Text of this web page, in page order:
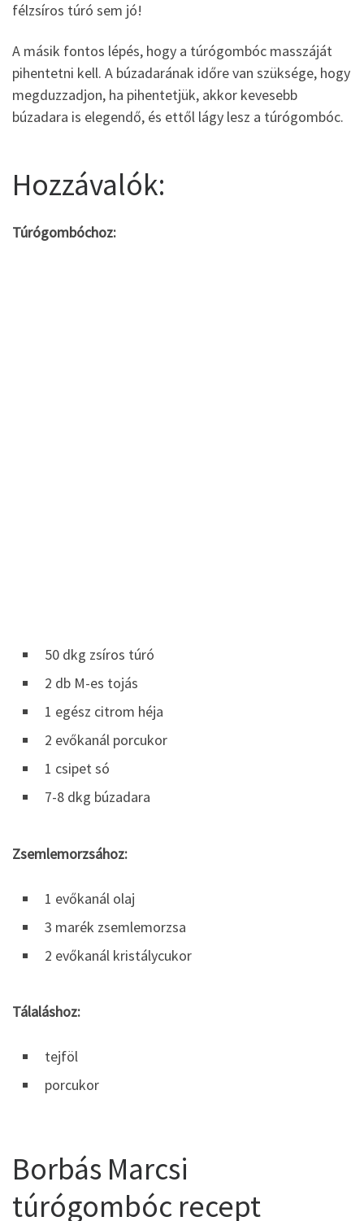
félzsíros túró sem jó!
A másik fontos lépés, hogy a túrógombóc masszáját
pihentetni kell. A búzadarának időre van szüksége, hogy
megduzzadjon, ha pihentetjük, akkor kevesebb
búzadara is elegendő, és ettől lágy lesz a túrógombóc.
Hozzávalók:
Túrógombóchoz:
50 dkg zsíros túró
2 db M-es tojás
1 egész citrom héja
2 evőkanál porcukor
1 csipet só
7-8 dkg búzadara
Zsemlemorzsához:
1 evőkanál olaj
3 marék zsemlemorzsa
2 evőkanál kristálycukor
Tálaláshoz:
tejföl
porcukor
Borbás Marcsi
túrógombóc recept